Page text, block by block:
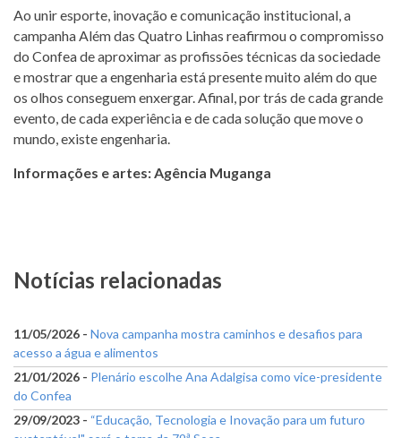
Ao unir esporte, inovação e comunicação institucional, a
campanha Além das Quatro Linhas reafirmou o compromisso
do Confea de aproximar as profissões técnicas da sociedade
e mostrar que a engenharia está presente muito além do que
os olhos conseguem enxergar. Afinal, por trás de cada grande
evento, de cada experiência e de cada solução que move o
mundo, existe engenharia.
Informações e artes: Agência Muganga
Notícias relacionadas
11/05/2026 - Nova campanha mostra caminhos e desafios para
acesso a água e alimentos
21/01/2026 - Plenário escolhe Ana Adalgisa como vice-presidente
do Confea
29/09/2023 - “Educação, Tecnologia e Inovação para um futuro